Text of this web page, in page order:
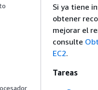
Si ya tiene
obtener
mejorar el
consulte
EC2.
Tareas